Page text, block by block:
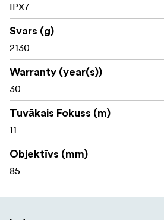
IPX7
Svars (g)
2130
Warranty (year(s))
30
Tuvākais Fokuss (m)
11
Objektīvs (mm)
85